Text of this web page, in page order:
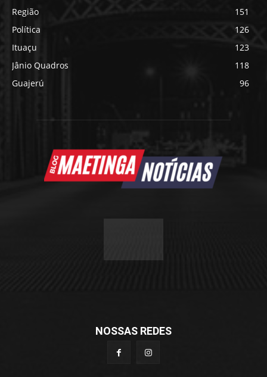
Região
151
Política
126
Ituaçu
123
Jânio Quadros
118
Guajerú
96
NOSSAS REDES